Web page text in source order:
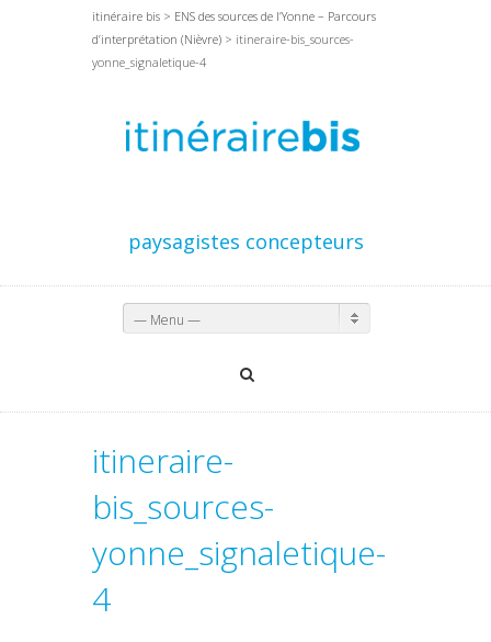
itinéraire bis > ENS des sources de l’Yonne – Parcours
d’interprétation (Nièvre) > itineraire-bis_sources-
yonne_signaletique-4
paysagistes concepteurs
— Menu —
itineraire-
bis_sources-
yonne_signaletique-
4